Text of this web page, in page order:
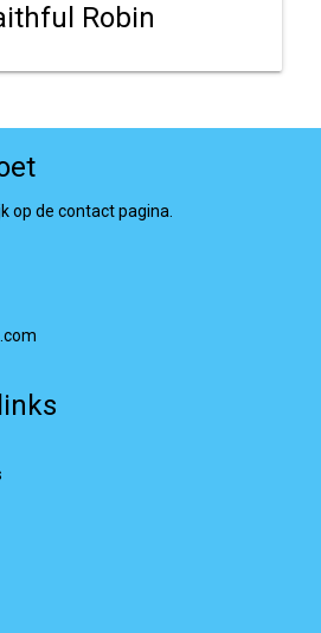
Robin
op de contact pagina.